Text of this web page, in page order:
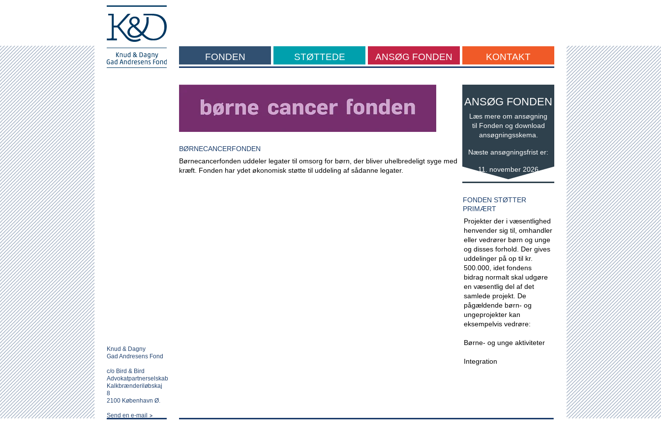
FONDEN STØTTEDE ANSØG FONDEN KONTAKT
BØRNECANCERFONDEN
Børnecancerfonden uddeler legater til omsorg for børn, der bliver uhelbredeligt syge med
kræft. Fonden har ydet økonomisk støtte til uddeling af sådanne legater.
ANSØG FONDEN
Læs mere om ansøgning
til Fonden og download
ansøgningsskema.
Næste ansøgningsfrist er:
11. november 2026
FONDEN STØTTER
PRIMÆRT
Projekter der i væsentlighed
henvender sig til, omhandler
eller vedrører børn og unge
og disses forhold. Der gives
uddelinger på op til kr.
500.000, idet fondens
bidrag normalt skal udgøre
en væsentlig del af det
samlede projekt. De
pågældende børn- og
ungeprojekter kan
eksempelvis vedrøre:
Børne- og unge aktiviteter
Integration
Knud & Dagny
Gad Andresens Fond
c/o Bird & Bird
Advokatpartnerselskab
Kalkbrænderiløbskaj
8
2100 København Ø.
Send en e-mail